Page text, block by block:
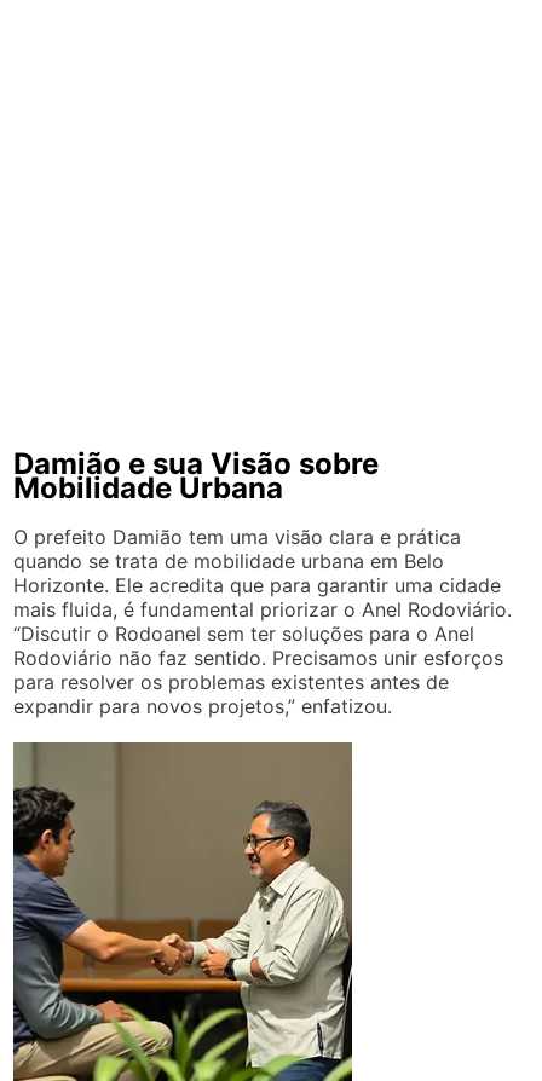
Damião e sua Visão sobre
Mobilidade Urbana
O prefeito Damião tem uma visão clara e prática
quando se trata de mobilidade urbana em Belo
Horizonte. Ele acredita que para garantir uma cidade
mais fluida, é fundamental priorizar o Anel Rodoviário.
“Discutir o Rodoanel sem ter soluções para o Anel
Rodoviário não faz sentido. Precisamos unir esforços
para resolver os problemas existentes antes de
expandir para novos projetos,” enfatizou.